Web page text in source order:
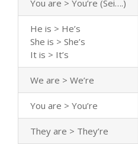
You are > You’re (Sei….)
He is > He’s
She is > She’s
It is > It’s
We are > We’re
You are > You’re
They are > They’re